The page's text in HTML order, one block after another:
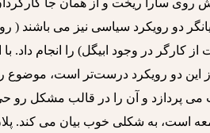
دو رویکرد سیاسی نیز می باشند (
در وجود ابیگل) را انجام داد. با
این دو رویکرد درست‌تر است، موضوع را
پردازد و آن را در قالب مشکل رو
است، به شکلی خوب بیان می کند. پلان